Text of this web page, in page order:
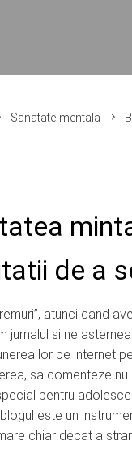
Sanatate mentala
de a
atunci cand
jurnalul si ne
lor pe internet
sa comenteze
pentru
este un
chiar decat a